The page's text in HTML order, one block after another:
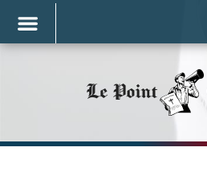
Le Point